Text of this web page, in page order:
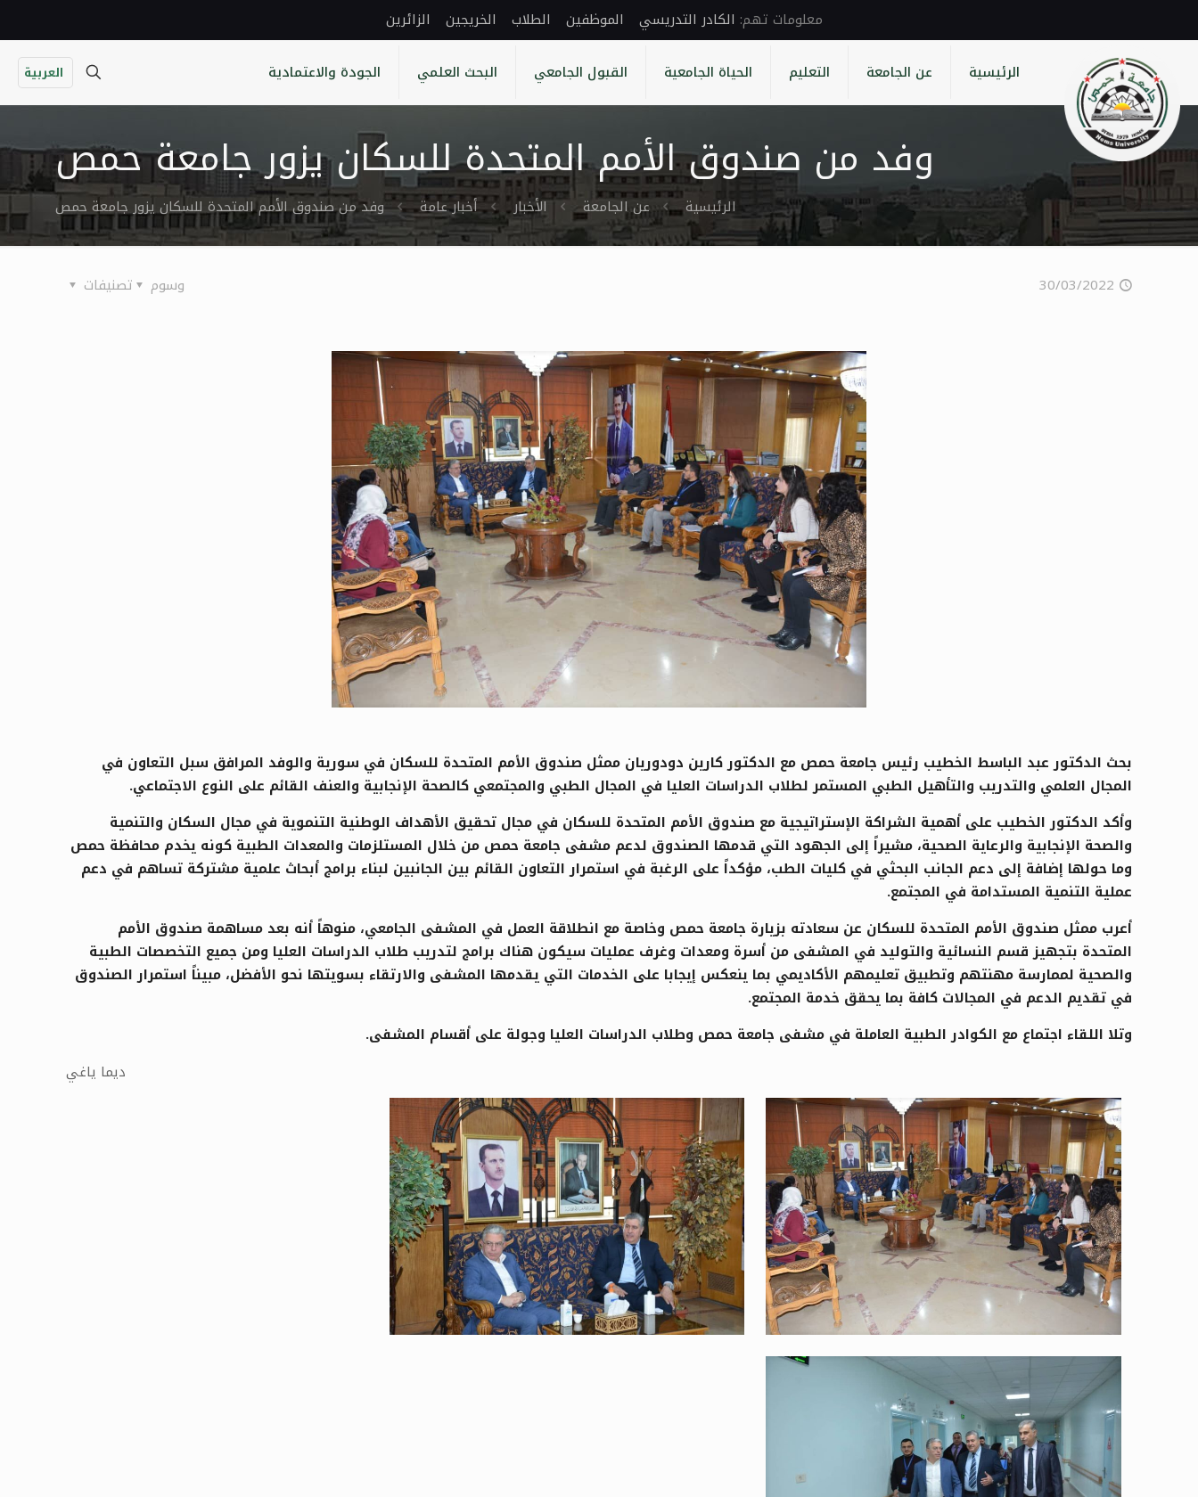
الكادر التدريسي الموظفين الطلاب الخريجين الزائرين
الرئيسية عن الجامعة التعليم الحياة الجامعية القبول الجامعي البحث العلمي الجودة والاعتمادية العربية
وفد من صندوق الأمم المتحدة للسكان يزور جامعة حمص
الرئيسية عن الجامعة الأخبار أخبار عامة وفد من صندوق الأمم المتحدة للسكان يزور جامعة حمص
30/03/2022 تصنيفات وسوم
بحث الدكتور عبد الباسط الخطيب رئيس جامعة حمص مع الدكتور كارين دودوريان ممثل صندوق الأمم المتحدة للسكان في سورية والوفد المرافق سبل التعاون في
المجال العلمي والتدريب والتأهيل الطبي المستمر لطلاب الدراسات العليا في المجال الطبي والمجتمعي كالصحة الإنجابية والعنف القائم على النوع الاجتماعي.
وأكد الدكتور الخطيب على أهمية الشراكة الإستراتيجية مع صندوق الأمم المتحدة للسكان في مجال تحقيق الأهداف الوطنية التنموية في مجال السكان والتنمية
والصحة الإنجابية والرعاية الصحية، مشيراً إلى الجهود التي قدمها الصندوق لدعم مشفى جامعة حمص من خلال المستلزمات والمعدات الطبية كونه يخدم محافظة حمص
وما حولها إضافة إلى دعم الجانب البحثي في كليات الطب، مؤكداً على الرغبة في استمرار التعاون القائم بين الجانبين لبناء برامج أبحاث علمية مشتركة تساهم في دعم
عملية التنمية المستدامة في المجتمع.
أعرب ممثل صندوق الأمم المتحدة للسكان عن سعادته بزيارة جامعة حمص وخاصة مع انطلاقة العمل في المشفى الجامعي، منوهاً أنه بعد مساهمة صندوق الأمم
المتحدة بتجهيز قسم النسائية والتوليد في المشفى من أسرة ومعدات وغرف عمليات سيكون هناك برامج لتدريب طلاب الدراسات العليا ومن جميع التخصصات الطبية
والصحية لممارسة مهنتهم وتطبيق تعليمهم الأكاديمي بما ينعكس إيجابا على الخدمات التي يقدمها المشفى والارتقاء بسويتها نحو الأفضل، مبيناً استمرار الصندوق
في تقديم الدعم في المجالات كافة بما يحقق خدمة المجتمع.
وتلا اللقاء اجتماع مع الكوادر الطبية العاملة في مشفى جامعة حمص وطلاب الدراسات العليا وجولة على أقسام المشفى.
ديما ياغي